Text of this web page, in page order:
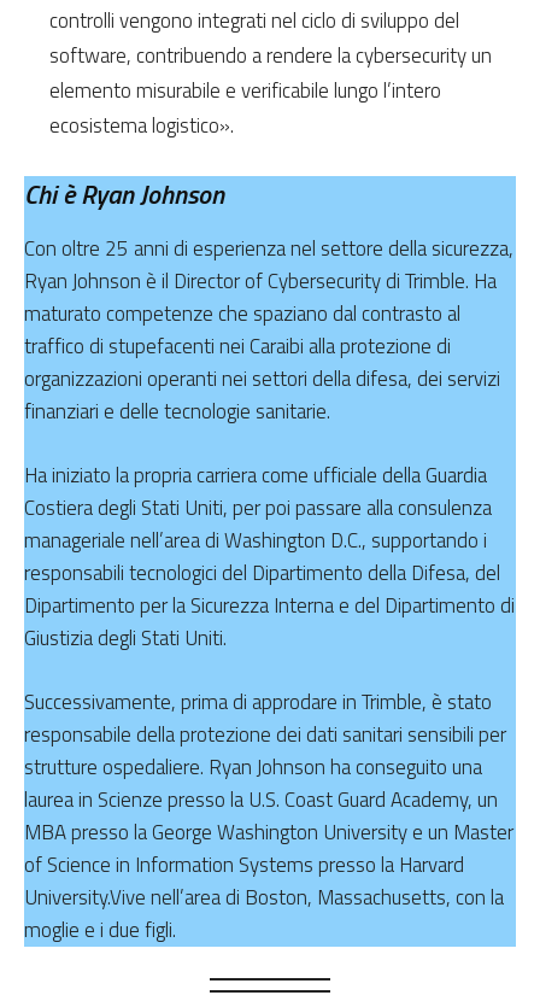
controlli vengono integrati nel ciclo di sviluppo del
software, contribuendo a rendere la cybersecurity un
elemento misurabile e verificabile lungo l’intero
ecosistema logistico».
Chi è Ryan Johnson
Con oltre 25 anni di esperienza nel settore della sicurezza,
Ryan Johnson è il Director of Cybersecurity di Trimble. Ha
maturato competenze che spaziano dal contrasto al
traffico di stupefacenti nei Caraibi alla protezione di
organizzazioni operanti nei settori della difesa, dei servizi
finanziari e delle tecnologie sanitarie.
Ha iniziato la propria carriera come ufficiale della Guardia
Costiera degli Stati Uniti, per poi passare alla consulenza
manageriale nell’area di Washington D.C., supportando i
responsabili tecnologici del Dipartimento della Difesa, del
Dipartimento per la Sicurezza Interna e del Dipartimento di
Giustizia degli Stati Uniti.
Successivamente, prima di approdare in Trimble, è stato
responsabile della protezione dei dati sanitari sensibili per
strutture ospedaliere. Ryan Johnson ha conseguito una
laurea in Scienze presso la U.S. Coast Guard Academy, un
MBA presso la George Washington University e un Master
of Science in Information Systems presso la Harvard
University.Vive nell’area di Boston, Massachusetts, con la
moglie e i due figli.